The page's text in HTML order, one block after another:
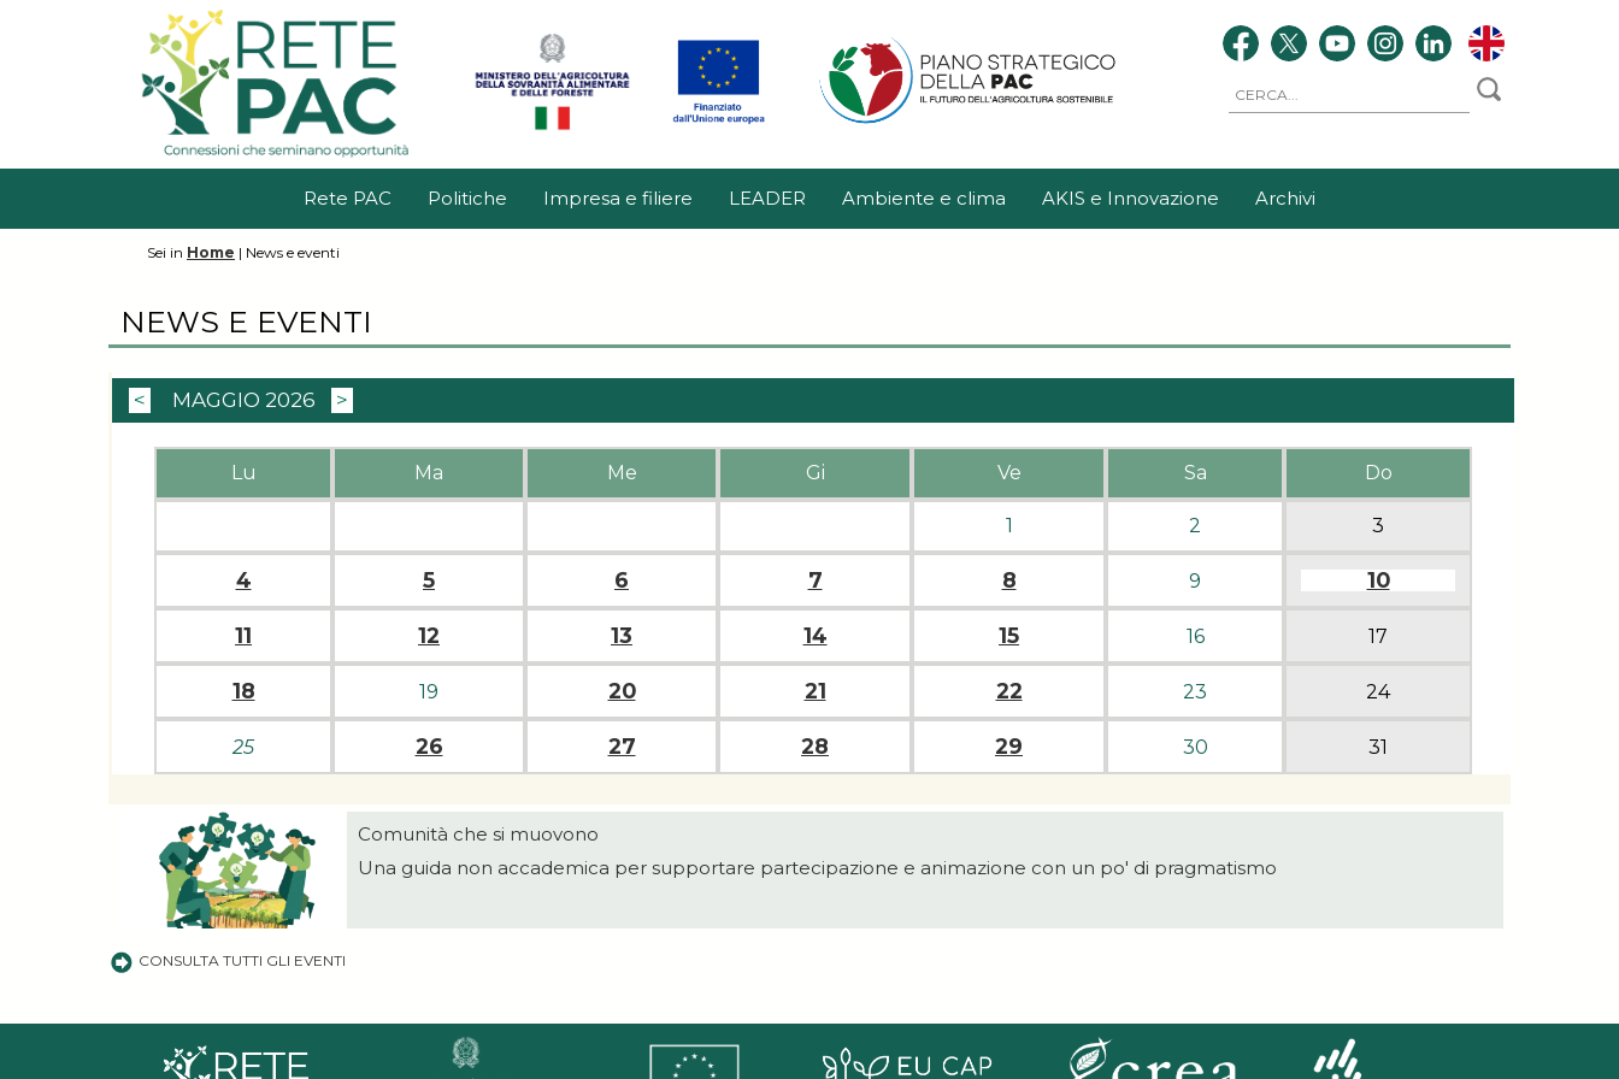
Rete PAC Politiche Impresa e filiere LEADER Ambiente e clima AKIS e Innovazione Archivi
Sei in Home | News e eventi
NEWS E EVENTI
< MAGGIO 2026 >
Lu Ma Me Gi Ve Sa Do
1 2 3
4 5 6 7 8 9 10
11 12 13 14 15 16 17
18 19 20 21 22 23 24
25 26 27 28 29 30 31
Comunità che si muovono
Una guida non accademica per supportare partecipazione e animazione con un po' di pragmatismo
CONSULTA TUTTI GLI EVENTI